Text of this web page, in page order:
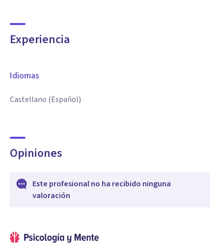
Experiencia
Idiomas
Castellano (Español)
Opiniones
Este profesional no ha recibido ninguna
valoración